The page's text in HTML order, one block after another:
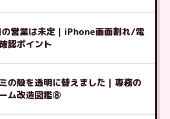
営業は未定｜iPhone画面割れ/電
認ポイント
の殻を透明に替えました｜専務の
ム改造図鑑⑧